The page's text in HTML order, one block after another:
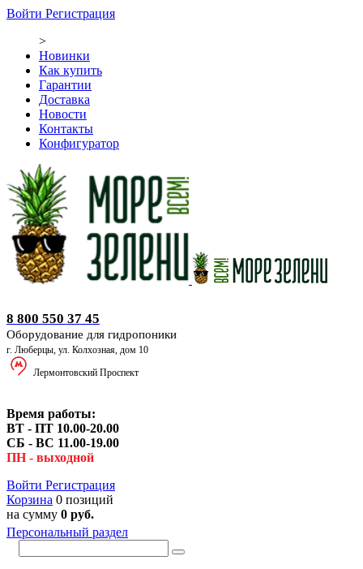
Войти Регистрация
>
Новинки
Как купить
Гарантии
Доставка
Новости
Контакты
Конфигуратор
8 800 550 37 45
Оборудование для гидропоники
г. Люберцы, ул. Колхозная, дом 10
Лермонтовский Проспект
Время работы:
ВТ - ПТ 10.00-20.00
СБ - ВС 11.00-19.00
ПН - выходной
Войти Регистрация
Корзина 0 позиций
на сумму 0 руб.
Персональный раздел